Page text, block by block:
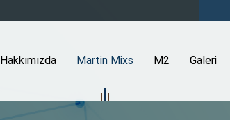
Hakkımızda Martin Mixs M2 Galeri